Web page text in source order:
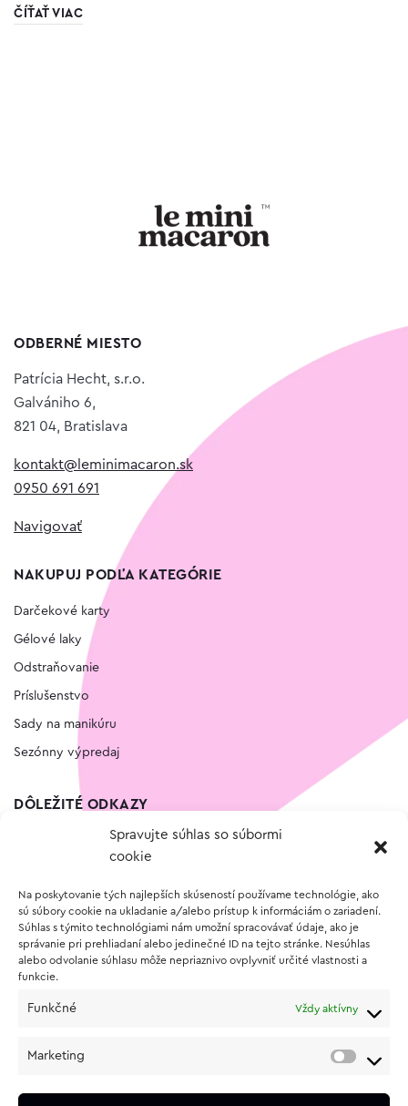
Spravujte súhlas so súbormi
cookie
Na poskytovanie tých najlepších skúseností používame technológie, ako
sú súbory cookie na ukladanie a/alebo prístup k informáciám o zariadení.
Súhlas s týmito technológiami nám umožní spracovávať údaje, ako je
správanie pri prehliadaní alebo jedinečné ID na tejto stránke. Nesúhlas
alebo odvolanie súhlasu môže nepriaznivo ovplyvniť určité vlastnosti a
funkcie.
Funkčné Vždy aktívny
Marketing
ČÍŤAŤ VIAC
ODBERNÉ MIESTO
Patrícia Hecht, s.r.o.
Galvániho 6,
821 04, Bratislava
kontakt@leminimacaron.sk
0950 691 691
Navigovať
NAKUPUJ PODĽA KATEGÓRIE
Darčekové karty
Gélové laky
Odstraňovanie
Príslušenstvo
Sady na manikúru
Sezónny výpredaj
DÔLEŽITÉ ODKAZY
Vernostný program
O NÁKUPE
Vrátenie a reklamácia tovaru